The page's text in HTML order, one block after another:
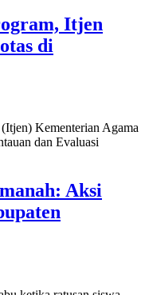
Itjen
di
Kementerian Agama
dan Evaluasi
Aksi